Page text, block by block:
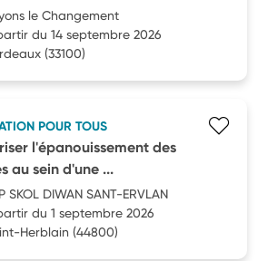
le Changement
du 14 septembre 2026
(33100)
POUR TOUS
l'épanouissement des
au sein d'une ...
SKOL DIWAN SANT-ERVLAN
du 1 septembre 2026
Herblain (44800)